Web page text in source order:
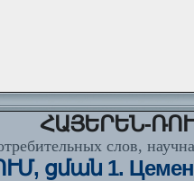
ՀԱՅԵՐԵՆ-
слов,
ցման 1.